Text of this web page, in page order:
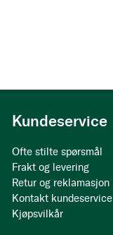
Kundeservice
Ofte stilte spørsmål
Frakt og levering
Retur og reklamasjon
Kontakt kundeservice
Kjøpsvilkår